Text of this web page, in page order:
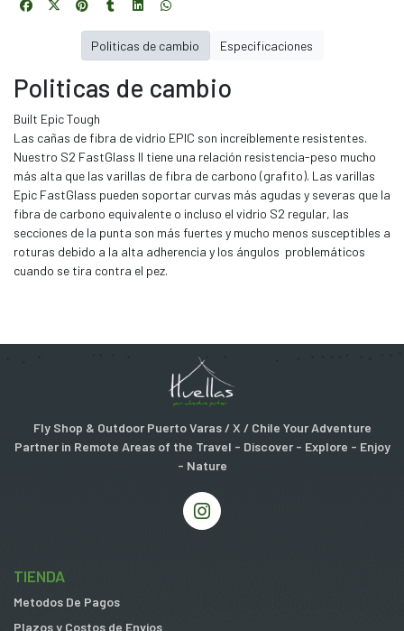
Politicas de cambio
Built Epic Tough
Las cañas de fibra de vidrio EPIC son increíblemente resistentes.
Nuestro S2 FastGlass II tiene una relación resistencia-peso mucho
más alta que las varillas de fibra de carbono (grafito). Las varillas
Epic FastGlass pueden soportar curvas más agudas y severas que la
fibra de carbono equivalente o incluso el vidrio S2 regular, las
secciones de la punta son más fuertes y mucho menos susceptibles a
roturas debido a la alta adherencia y los ángulos problemáticos
cuando se tira contra el pez.
Politicas de cambio Especificaciones
Fly Shop & Outdoor Puerto Varas / X / Chile Your Adventure
Partner in Remote Areas of the Travel - Discover - Explore - Enjoy
- Nature
TIENDA
Metodos De Pagos
Plazos y Costos de Envios